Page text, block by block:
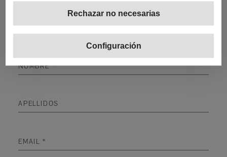
Rechazar no necesarias
Configuración
pregunta o simplemente quieres conocernos… contacta